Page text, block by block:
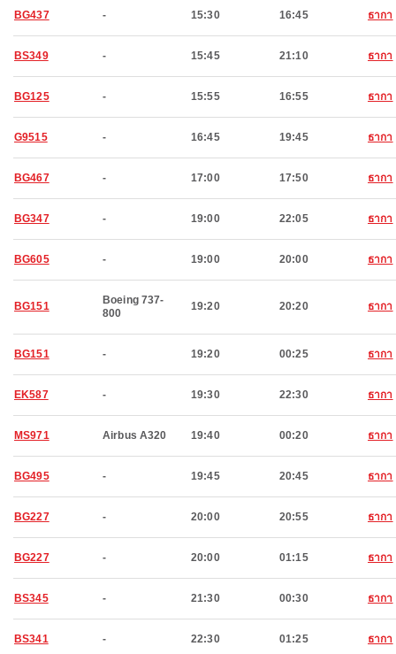
BG437 - 15:30 16:45 ธากา
BS349 - 15:45 21:10 ธากา
BG125 - 15:55 16:55 ธากา
G9515 - 16:45 19:45 ธากา
BG467 - 17:00 17:50 ธากา
BG347 - 19:00 22:05 ธากา
BG605 - 19:00 20:00 ธากา
BG151
Boeing 737-
800
19:20 20:20 ธากา
BG151 - 19:20 00:25 ธากา
EK587 - 19:30 22:30 ธากา
MS971 Airbus A320 19:40 00:20 ธากา
BG495 - 19:45 20:45 ธากา
BG227 - 20:00 20:55 ธากา
BG227 - 20:00 01:15 ธากา
BS345 - 21:30 00:30 ธากา
BS341 - 22:30 01:25 ธากา